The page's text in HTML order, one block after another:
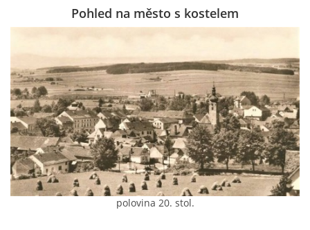
OSTATNÍ
ODKAZY
O NÁS
Pohled na město s kostelem
polovina 20. stol.